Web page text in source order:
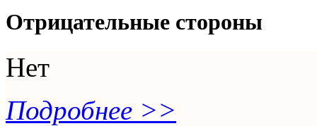
Отрицательные стороны
Нет
Подробнее >>